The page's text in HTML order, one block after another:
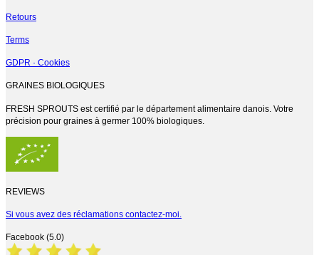
Retours
Terms
GDPR · Cookies
GRAINES BIOLOGIQUES
FRESH SPROUTS est certifié par le département alimentaire danois. Votre
précision pour graines à germer 100% biologiques.
REVIEWS
Si vous avez des réclamations contactez-moi.
Facebook (5.0)